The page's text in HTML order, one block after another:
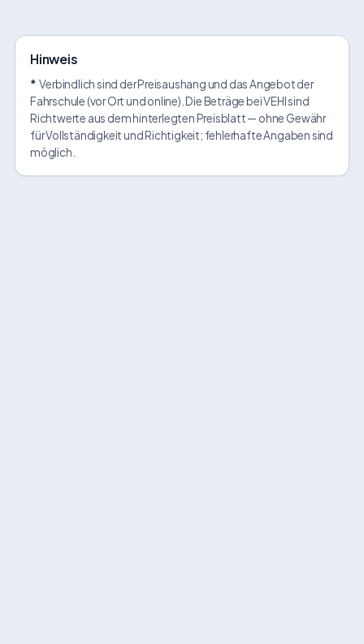
Hinweis
* Verbindlich sind der Preisaushang und das Angebot der
Fahrschule (vor Ort und online). Die Beträge bei VEHI sind
Richtwerte aus dem hinterlegten Preisblatt — ohne Gewähr
für Vollständigkeit und Richtigkeit; fehlerhafte Angaben sind
möglich.